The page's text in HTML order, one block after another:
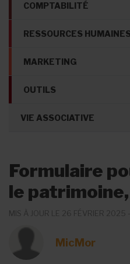
COMPTABILITÉ
RESSOURCES HUMAINES
MARKETING
OUTILS
VIE ASSOCIATIVE
Formulaire
le
MIS À JOUR LE 26 FÉVRIER 2025
MicMor